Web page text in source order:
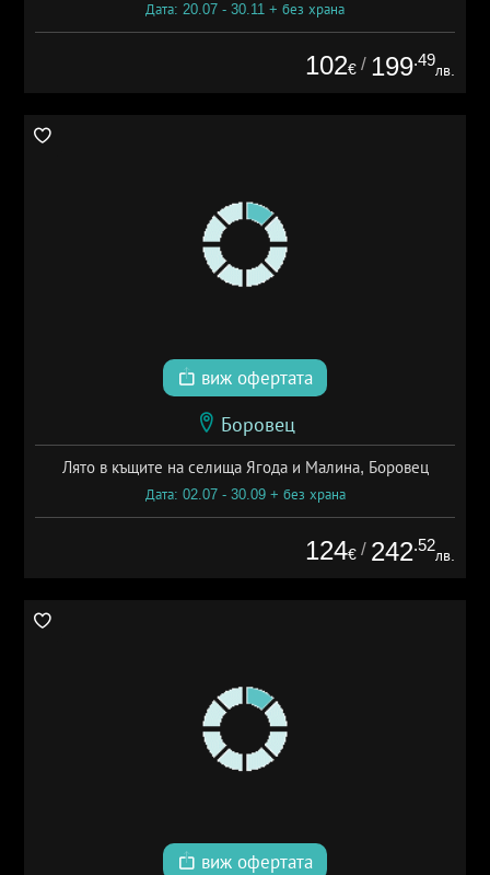
Дата: 20.07 - 30.11 + без храна
102€ / 199.49
лв.
виж офертата
Боровец
Лято в къщите на селища Ягода и Малина, Боровец
Дата: 02.07 - 30.09 + без храна
124€ / 242.52
лв.
виж офертата